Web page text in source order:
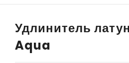
Удлинитель
Aqua